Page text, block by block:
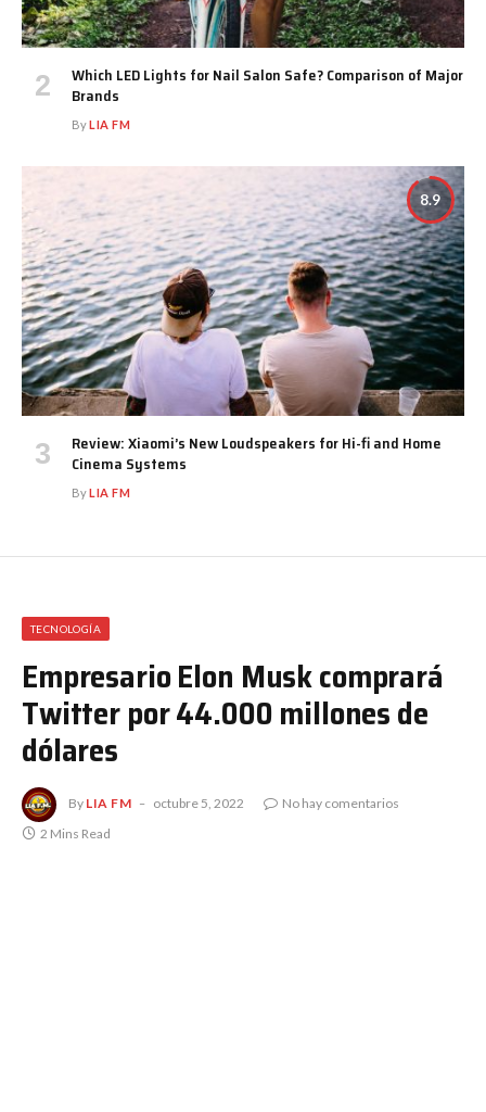
Which LED Lights for Nail Salon Safe? Comparison of Major
Brands
ByLIA FM
8.9
Review: Xiaomi’s New Loudspeakers for Hi-fi and Home
Cinema Systems
ByLIA FM
TECNOLOGÍA
Empresario Elon Musk comprará
Twitter por 44.000 millones de
dólares
By LIA FM octubre 5, 2022
No hay comentarios
2 Mins Read